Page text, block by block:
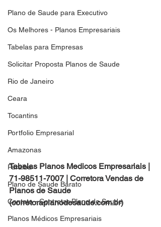
Plano de Saude para Executivo
Os Melhores - Planos Empresariais
Tabelas para Empresas
Solicitar Proposta Planos de Saude
Rio de Janeiro
Ceara
Tocantins
Portfolio Empresarial
Amazonas
Paraiba
Plano de Saude Barato
Contato - Contratar Plano de Saude
Planos Médicos Empresariais
Tabelas Planos Medicos Empresariais |
71-98511-7007 | Corretora Vendas de
Planos de Saude
(corretoraplanodesaude.com.br)